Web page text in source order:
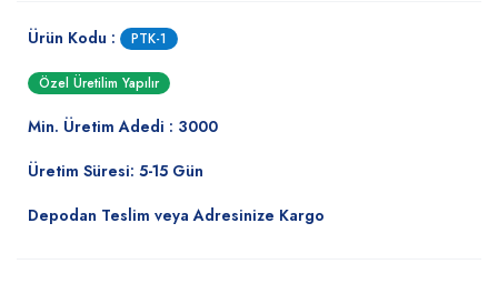
Ürün Kodu : PTK-1
Özel Üretilim Yapılır
Min. Üretim Adedi : 3000
Üretim Süresi: 5-15 Gün
Depodan Teslim veya Adresinize Kargo